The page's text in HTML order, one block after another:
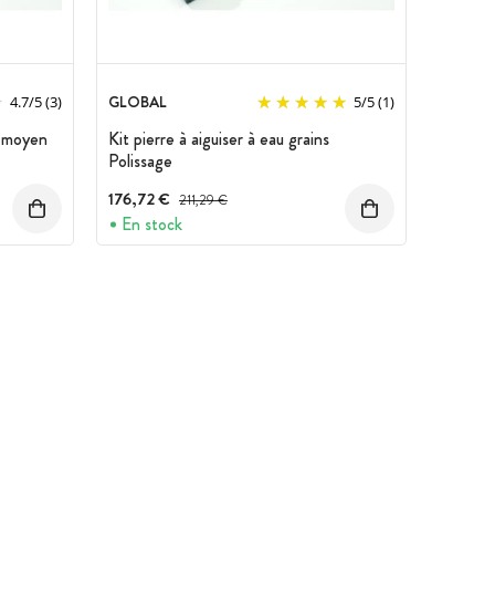
4.7/5(3) GLOBAL 5/5(1)
Kit pierre à aiguiser à eau grains
Polissage
176,72 € Prix avant réduction :
211,29 €
En stock